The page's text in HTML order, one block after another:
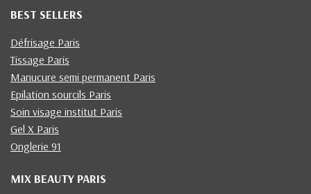
BEST SELLERS
Défrisage Paris
Tissage Paris
Manucure semi permanent Paris
Epilation sourcils Paris
Soin visage institut Paris
Gel X Paris
Onglerie 91
MIX BEAUTY PARIS